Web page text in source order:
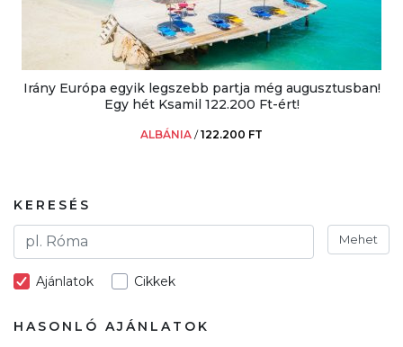
Irány Európa egyik legszebb partja még augusztusban!
Egy hét Ksamil 122.200 Ft-ért!
ALBÁNIA /122.200 FT
KERESÉS
Mehet
Ajánlatok Cikkek
HASONLÓ AJÁNLATOK